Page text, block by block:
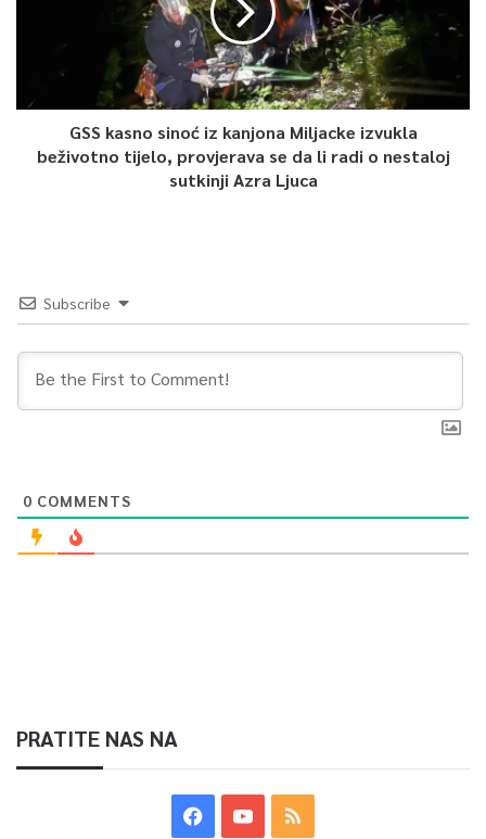
GSS kasno sinoć iz kanjona Miljacke izvukla
beživotno tijelo, provjerava se da li radi o nestaloj
sutkinji Azra Ljuca
Subscribe
0 COMMENTS
PRATITE NAS NA